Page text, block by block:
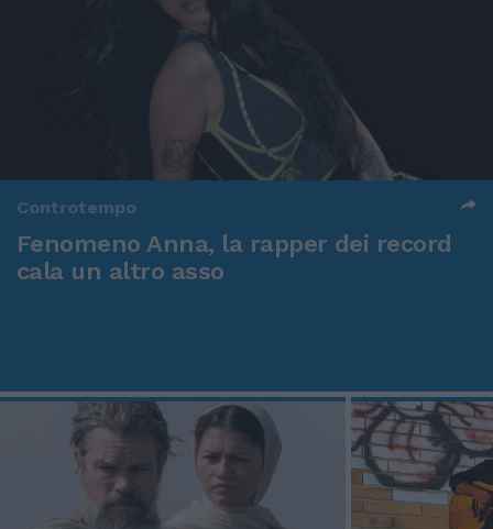
Controtempo
Fenomeno Anna, la rapper dei record
cala un altro asso